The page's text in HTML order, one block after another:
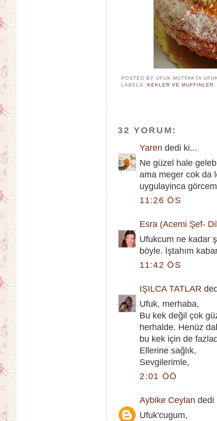
POSTED BY UFUK MUTFAKTA
LABELS:KEKLER VE MUFFINLER
32 YORUM:
Yaren dedi ki...
Ne güzel hale
ama meger cok da
uygulayinca
11:26 ÖS
Esra (Acemi Şef-
Ufukcum ne kadar
böyle. İştahım
11:42 ÖS
IŞILCA TATLAR
Ufuk, merhaba,
Bu kek değil çok
herhalde. Henüz
bu kek için de
Ellerine sağlık,
Sevgilerimle,
2:01 ÖÖ
Aybike Ceylan dedi
Ufuk'cugum,